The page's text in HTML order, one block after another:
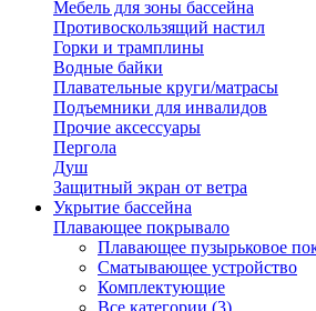
Мебель для зоны бассейна
Противоскользящий настил
Горки и трамплины
Водные байки
Плавательные круги/матрасы
Подъемники для инвалидов
Прочие аксессуары
Пергола
Душ
Защитный экран от ветра
Укрытие бассейна
Плавающее покрывало
Плавающее пузырьковое
Сматывающее устройство
Комплектующие
Все категории (3)